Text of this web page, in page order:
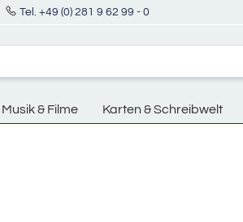
Tel. +49 (0) 281 9 62 99 - 0
& Filme Karten & Schreibwelt